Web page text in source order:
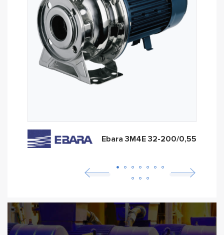
Ebara 3M4E 32-200/0,55